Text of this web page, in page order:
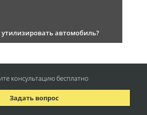
утилизировать автомобиль?
Задать вопрос
консультациюбесплатно